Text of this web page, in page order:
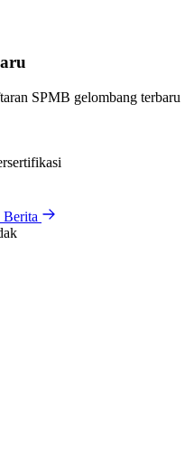
SPMB gelombang terbaru
Berita